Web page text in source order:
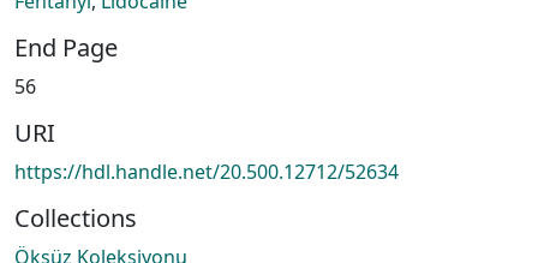
End Page
56
URI
https://hdl.handle.net/20.500.12712/52634
Collections
Öksüz Koleksiyonu